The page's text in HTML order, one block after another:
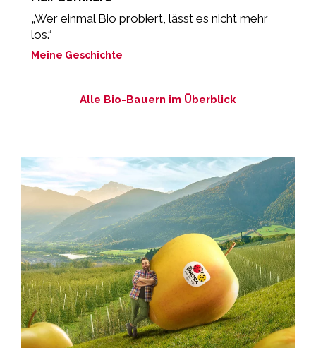
„Wer einmal Bio probiert, lässt es nicht mehr
los.“
Meine Geschichte
Alle Bio-Bauern im Überblick